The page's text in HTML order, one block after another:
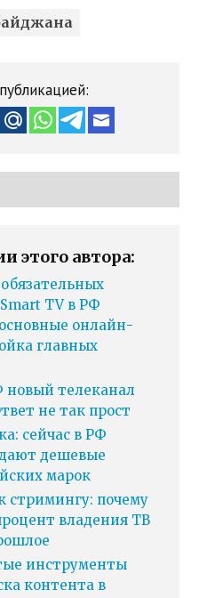
этого автора:
TV в РФ
онлайн-
главных
новый телеканал
не так прост
сейчас в РФ
дешевые
марок
стримингу: почему
владения ТВ
инструменты
контента в